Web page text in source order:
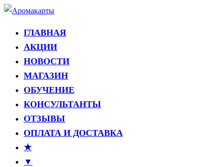
Перейти
содержимому
Аромакарты
Психологические эфирные карты • Аромапсихология
ГЛАВНАЯ
АКЦИИ
НОВОСТИ
МАГАЗИН
ОБУЧЕНИЕ
КОНСУЛЬТАНТЫ
ОТЗЫВЫ
ОПЛАТА И ДОСТАВКА
★
▼